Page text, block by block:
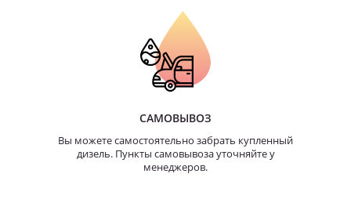
САМОВЫВОЗ
Вы можете самостоятельно забрать купленный
дизель. Пункты самовывоза уточняйте у
менеджеров.